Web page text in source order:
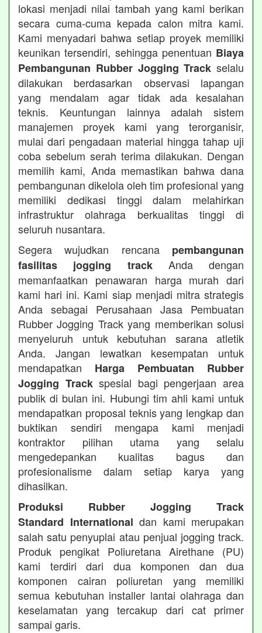
lokasi menjadi nilai tambah yang kami berikan
secara cuma-cuma kepada calon mitra kami.
Kami menyadari bahwa setiap proyek memiliki
keunikan tersendiri, sehingga penentuan Biaya
Pembangunan Rubber Jogging Track selalu
dilakukan berdasarkan observasi lapangan
yang mendalam agar tidak ada kesalahan
teknis. Keuntungan lainnya adalah sistem
manajemen proyek kami yang terorganisir,
mulai dari pengadaan material hingga tahap uji
coba sebelum serah terima dilakukan. Dengan
memilih kami, Anda memastikan bahwa dana
pembangunan dikelola oleh tim profesional yang
memiliki dedikasi tinggi dalam melahirkan
infrastruktur olahraga berkualitas tinggi di
seluruh nusantara.
Segera wujudkan rencana pembangunan
fasilitas jogging trackAnda dengan
memanfaatkan penawaran harga murah dari
kami hari ini. Kami siap menjadi mitra strategis
Anda sebagai Perusahaan Jasa Pembuatan
Rubber Jogging Track yang memberikan solusi
menyeluruh untuk kebutuhan sarana atletik
Anda. Jangan lewatkan kesempatan untuk
mendapatkan Harga Pembuatan Rubber
Jogging Trackspesial bagi pengerjaan area
publik di bulan ini. Hubungi tim ahli kami untuk
mendapatkan proposal teknis yang lengkap dan
buktikan sendiri mengapa kami menjadi
kontraktor pilihan utama yang selalu
mengedepankan kualitas bagus dan
profesionalisme dalam setiap karya yang
dihasilkan.
Produksi Rubber Jogging Track
Standard International dan kami merupakan
salah satu penyuplai atau penjual jogging track.
Produk pengikat Poliuretana Airethane (PU)
kami terdiri dari dua komponen dan dua
komponen cairan poliuretan yang memiliki
semua kebutuhan installer lantai olahraga dan
keselamatan yang tercakup dari cat primer
sampai garis.